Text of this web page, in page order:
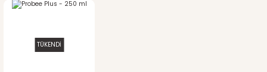
Ürün resmi kalitesiz, bozuk veya görüntülenemiyor.
TÜKENDİ